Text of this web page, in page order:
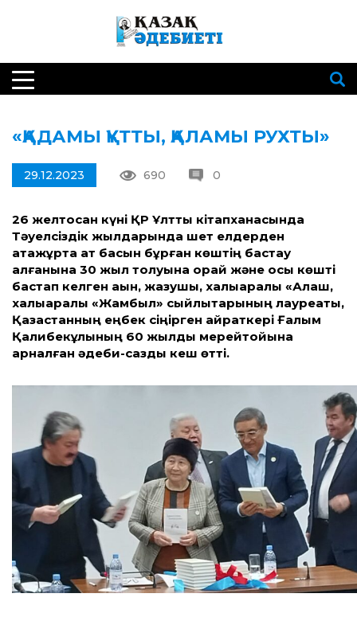
«ҚАДАМЫ ҚҰТТЫ, ҚАЛАМЫ РУХТЫ»
29.12.2023 690 0
26 желтоқсан күні ҚР Ұлттық кітапханасында
Тәуелсіздік жылдарында шет елдерден
атажұртқа ат басын бұрған көштің бастау
алғанына 30 жыл толуына орай және осы көшті
бастап келген ақын, жазушы, халықаралық «Алаш,
халықаралық «Жамбыл» сыйлықтарының лауреаты,
Қазақстанның еңбек сіңірген қайраткері Ғалым
Қалибекұлының 60 жылдық мерейтойына
арналған әдеби-сазды кеш өтті.